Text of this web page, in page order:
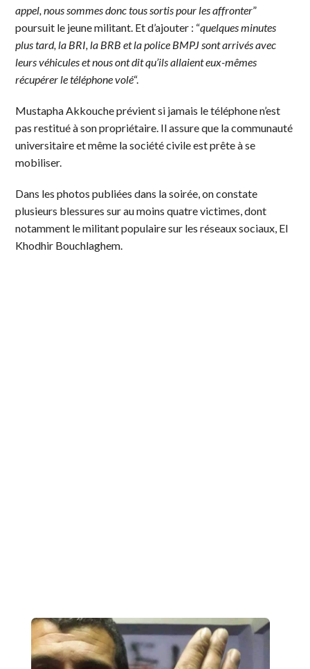
appel, nous sommes donc tous sortis pour les affronter”
poursuit le jeune militant. Et d’ajouter : “quelques minutes
plus tard, la BRI, la BRB et la police BMPJ sont arrivés avec
leurs véhicules et nous ont dit qu’ils allaient eux-mêmes
récupérer le téléphone volé“.
Mustapha Akkouche prévient si jamais le téléphone n’est
pas restitué à son propriétaire. Il assure que la communauté
universitaire et même la société civile est prête à se
mobiliser.
Dans les photos publiées dans la soirée, on constate
plusieurs blessures sur au moins quatre victimes, dont
notamment le militant populaire sur les réseaux sociaux, El
Khodhir Bouchlaghem.